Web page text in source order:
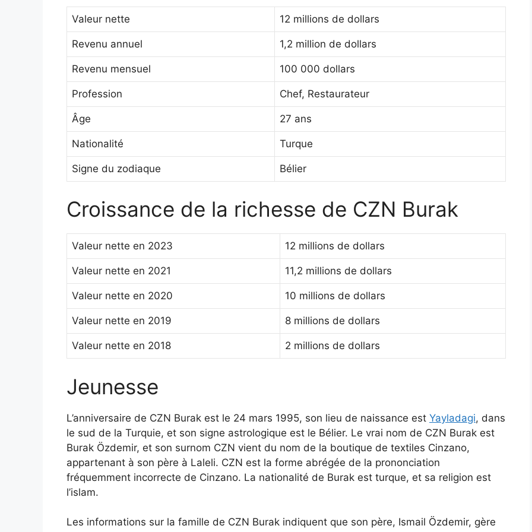
Valeur nette 12 millions de dollars
Revenu annuel 1,2 million de dollars
Revenu mensuel 100 000 dollars
Profession Chef, Restaurateur
Âge 27 ans
Nationalité Turque
Signe du zodiaque Bélier
Croissance de la richesse de CZN Burak
Valeur nette en 2023 12 millions de dollars
Valeur nette en 2021 11,2 millions de dollars
Valeur nette en 2020 10 millions de dollars
Valeur nette en 2019 8 millions de dollars
Valeur nette en 2018 2 millions de dollars
Jeunesse
L’anniversaire de CZN Burak est le 24 mars 1995, son lieu de naissance est Yayladagi, dans
le sud de la Turquie, et son signe astrologique est le Bélier. Le vrai nom de CZN Burak est
Burak Özdemir, et son surnom CZN vient du nom de la boutique de textiles Cinzano,
appartenant à son père à Laleli. CZN est la forme abrégée de la prononciation
fréquemment incorrecte de Cinzano. La nationalité de Burak est turque, et sa religion est
l’islam.
Les informations sur la famille de CZN Burak indiquent que son père, Ismail Özdemir, gère